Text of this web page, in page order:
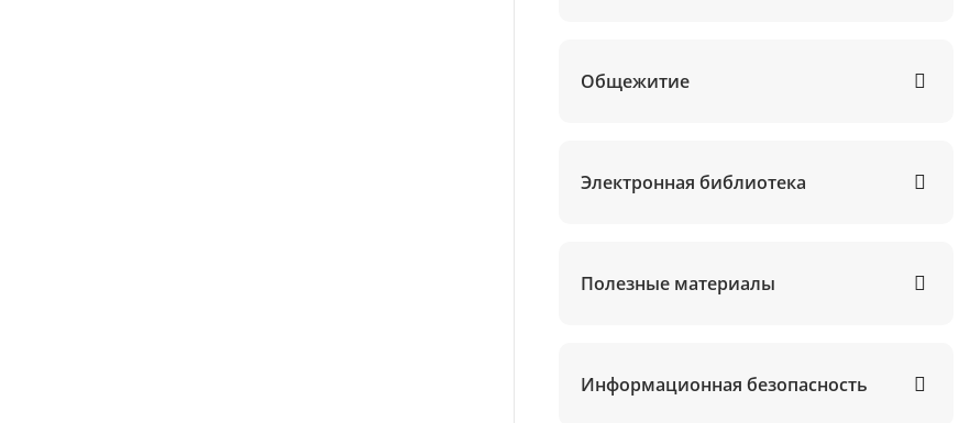
Общежитие
Электронная библиотека
Полезные материалы
Информационная безопасность